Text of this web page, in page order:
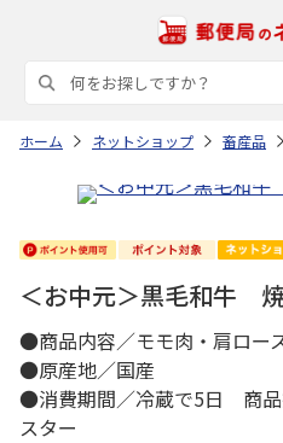
ホーム ネットショップ 畜産品
＜お中元＞黒毛和牛 焼
●商品内容／モモ肉・肩ロ
●原産地／国産
●消費期間／冷蔵で5日 商品
スター